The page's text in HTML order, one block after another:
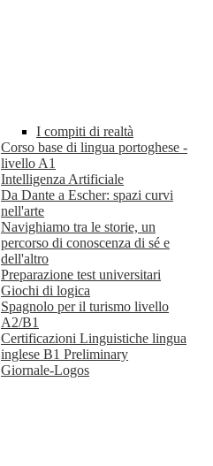
I compiti di realtà
Corso base di lingua portoghese -
livello A1
Intelligenza Artificiale
Da Dante a Escher: spazi curvi
nell'arte
Navighiamo tra le storie, un
percorso di conoscenza di sé e
dell'altro
Preparazione test universitari
Giochi di logica
Spagnolo per il turismo livello
A2/B1
Certificazioni Linguistiche lingua
inglese B1 Preliminary
Giornale-Logos